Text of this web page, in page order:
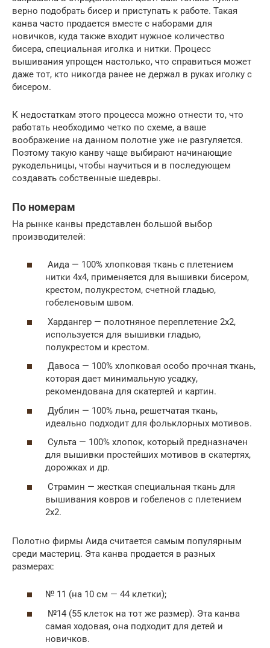
верно подобрать бисер и приступать к работе. Такая
канва часто продается вместе с наборами для
новичков, куда также входит нужное количество
бисера, специальная иголка и нитки. Процесс
вышивания упрощен настолько, что справиться может
даже тот, кто никогда ранее не держал в руках иголку с
бисером.
К недостаткам этого процесса можно отнести то, что
работать необходимо четко по схеме, а ваше
воображение на данном полотне уже не разгуляется.
Поэтому такую канву чаще выбирают начинающие
рукодельницы, чтобы научиться и в последующем
создавать собственные шедевры.
По номерам
На рынке канвы представлен большой выбор
производителей:
Аида — 100% хлопковая ткань с плетением
нитки 4х4, применяется для вышивки бисером,
крестом, полукрестом, счетной гладью,
гобеленовым швом.
Хардангер — полотняное переплетение 2х2,
используется для вышивки гладью,
полукрестом и крестом.
Давоса — 100% хлопковая особо прочная ткань,
которая дает минимальную усадку,
рекомендована для скатертей и картин.
Дублин — 100% льна, решетчатая ткань,
идеально подходит для фольклорных мотивов.
Сульта — 100% хлопок, который предназначен
для вышивки простейших мотивов в скатертях,
дорожках и др.
Страмин — жесткая специальная ткань для
вышивания ковров и гобеленов с плетением
2х2.
Полотно фирмы Аида считается самым популярным
среди мастериц. Эта канва продается в разных
размерах:
№ 11 (на 10 см — 44 клетки);
№14 (55 клеток на тот же размер). Эта канва
самая ходовая, она подходит для детей и
новичков.